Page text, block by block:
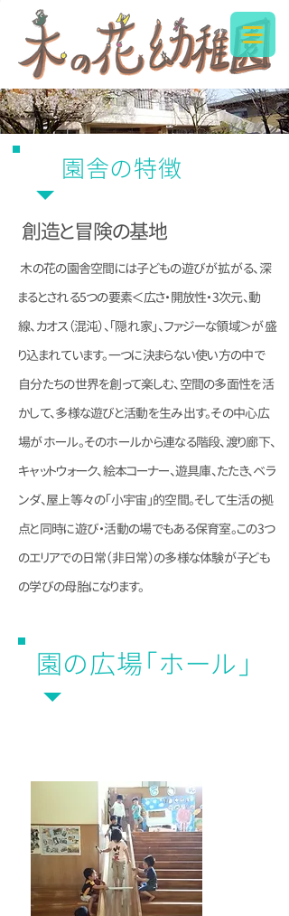
園舎の特徴
創造と冒険の基地
木の花の園舎空間には子どもの遊びが拡がる、深
まるとされる5つの要素＜広さ・開放性・3次元、動
線、カオス（混沌）、「隠れ家」、ファジーな領域＞が盛
り込まれています。一つに決まらない使い方の中で
自分たちの世界を創って楽しむ、空間の多面性を活
かして、多様な遊びと活動を生み出す。その中心広
場がホール。そのホールから連なる階段、渡り廊下、
キャットウォーク、絵本コーナー、遊具庫、たたき、ベラ
ンダ、屋上等々の「小宇宙」的空間。そして生活の拠
点と同時に遊び・活動の場でもある保育室。この3つ
のエリアでの日常（非日常）の多様な体験が子ども
の学びの母胎になります。
園の広場「ホール」